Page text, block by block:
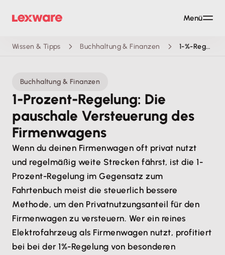
Wissen & Tipps Buchhaltung & Finanzen 1-%-Regelung: Die pauschale Versteuerung des Firmenwagens
Buchhaltung & Finanzen
1-Prozent-Regelung: Die
pauschale Versteuerung des
Firmenwagens
Wenn du deinen Firmenwagen oft privat nutzt
und regelmäßig weite Strecken fährst, ist die 1-
Prozent-Regelung im Gegensatz zum
Fahrtenbuch meist die steuerlich bessere
Methode, um den Privatnutzungsanteil für den
Firmenwagen zu versteuern. Wer ein reines
Elektrofahrzeug als Firmenwagen nutzt, profitiert
bei bei der 1%-Regelung von besonderen
Menü